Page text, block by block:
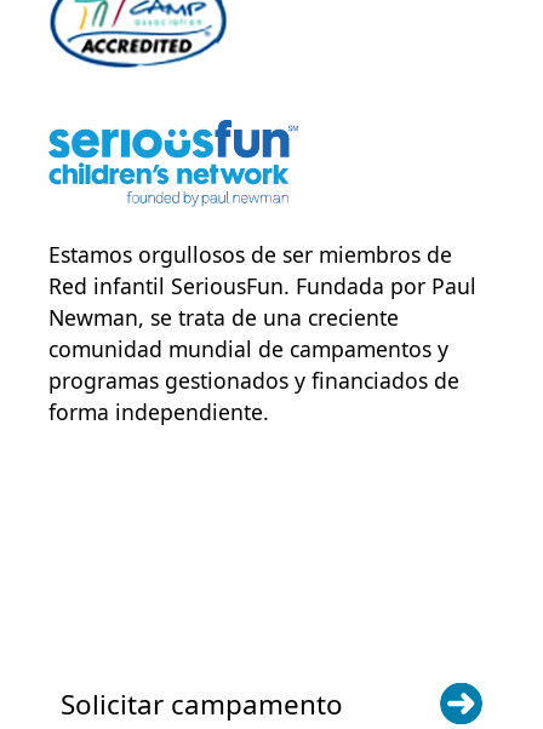
Estamos orgullosos de ser miembros de
Red infantil SeriousFun. Fundada por Paul
Newman, se trata de una creciente
comunidad mundial de campamentos y
programas gestionados y financiados de
forma independiente.
Solicitar campamento